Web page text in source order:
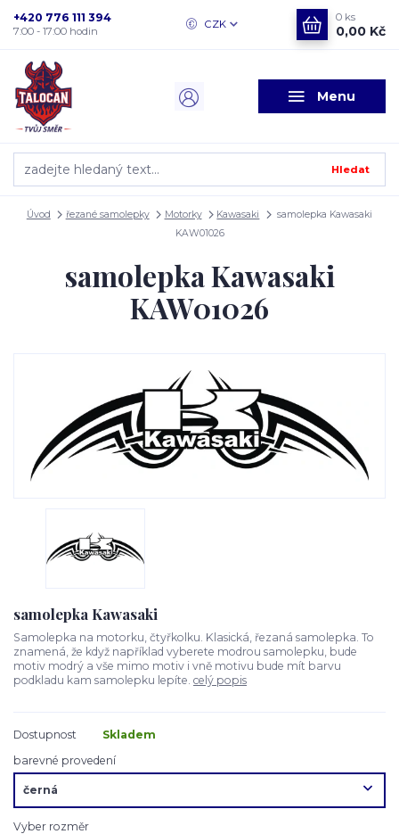
Menu
CZK
Hledat
+420 776 111 394
7:00 - 17:00 hodin
0 ks
0,00 Kč
Úvod řezané samolepky Motorky Kawasaki
samolepka Kawasaki
KAW01026
samolepka Kawasaki
KAW01026
samolepka Kawasaki
Samolepka na motorku, čtyřkolku. Klasická, řezaná samolepka. To
znamená, že když například vyberete modrou samolepku, bude
motiv modrý a vše mimo motiv i vně motivu bude mít barvu
podkladu kam samolepku lepíte. celý popis
Dostupnost
Skladem
barevné provedení
Vyber rozměr